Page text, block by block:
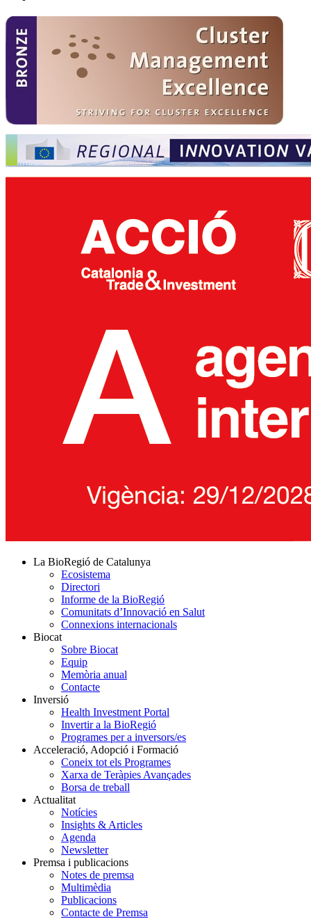
La BioRegió de Catalunya
Ecosistema
Directori
Informe de la BioRegió
Comunitats d’Innovació en Salut
Connexions internacionals
Biocat
Sobre Biocat
Equip
Memòria anual
Contacte
Inversió
Health Investment Portal
Invertir a la BioRegió
Programes per a inversors/es
Acceleració, Adopció i Formació
Coneix tot els Programes
Xarxa de Teràpies Avançades
Borsa de treball
Actualitat
Notícies
Insights & Articles
Agenda
Newsletter
Premsa i publicacions
Notes de premsa
Multimèdia
Publicacions
Contacte de Premsa